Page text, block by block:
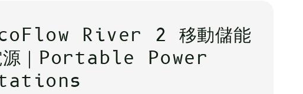
River 2 移動儲能
源｜Portable Power